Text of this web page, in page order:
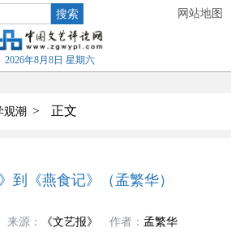
搜索 网站地图
2026年8月8日 星期六
观潮 > 正文
到《燕食记》（孟繁华）
来源： 《文艺报》 作者： 孟繁华